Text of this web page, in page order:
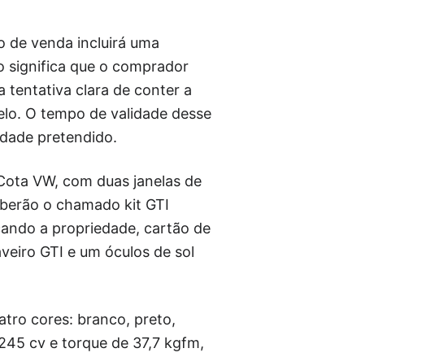
de venda incluirá uma
significa que o comprador
tentativa clara de conter a
O tempo de validade desse
pretendido.
VW, com duas janelas de
o chamado kit GTI
a propriedade, cartão de
GTI e um óculos de sol
cores: branco, preto,
cv e torque de 37,7 kgfm,